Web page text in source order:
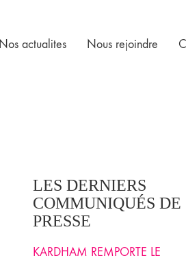
Nos actualites Nous rejoindre
LES DERNIERS
COMMUNIQUÉS DE
PRESSE
KARDHAM REMPORTE LE